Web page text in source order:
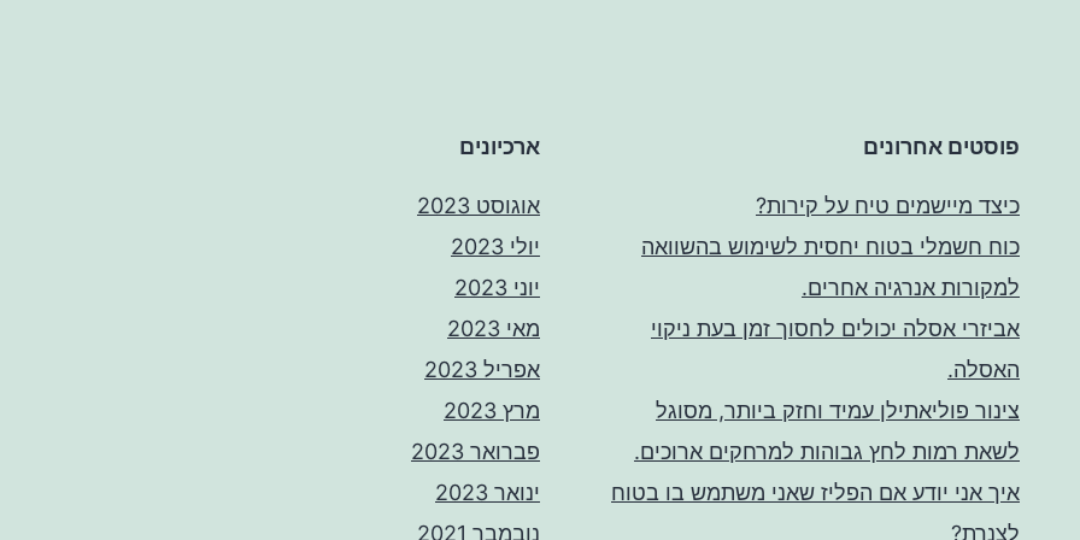
פוסטים אחרונים
כיצד מיישמים טיח על קירות?
כוח חשמלי בטוח יחסית לשימוש בהשוואה
למקורות אנרגיה אחרים.
אביזרי אסלה יכולים לחסוך זמן בעת ניקוי
האסלה.
צינור פוליאתילן עמיד וחזק ביותר, מסוגל
לשאת רמות לחץ גבוהות למרחקים ארוכים.
איך אני יודע אם הפליז שאני משתמש בו בטוח
לצנרת?
ארכיונים
אוגוסט 2023
יולי 2023
יוני 2023
מאי 2023
אפריל 2023
מרץ 2023
פברואר 2023
ינואר 2023
נובמבר 2021